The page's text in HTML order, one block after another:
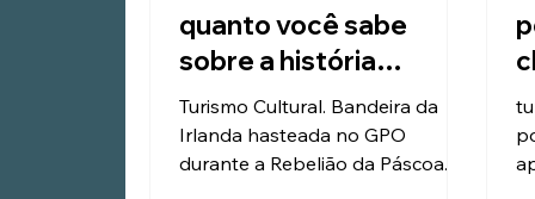
quanto você sabe
sobre a história
irlandesa?
Turismo Cultural. Bandeira da
Irlanda hasteada no GPO
durante a Rebelião da Páscoa.